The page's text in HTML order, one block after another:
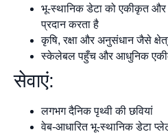
भू-स्थानिक डेटा को एकीकृत
प्रदान करता है
कृषि, रक्षा और अनुसंधान जैसे
स्केलेबल पहुँच और आधुनिक
सेवाएं:
लगभग दैनिक पृथ्वी की छवियां
वेब-आधारित भू-स्थानिक डेटा